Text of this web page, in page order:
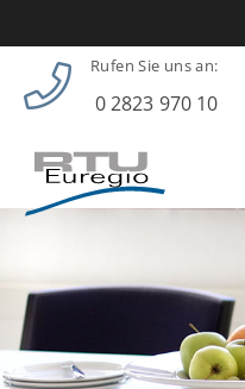
Rufen Sie uns an:
0 2823 970 10